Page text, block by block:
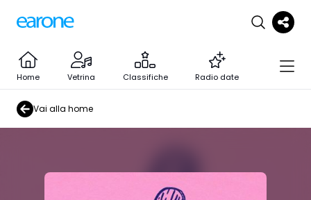
Home Vetrina Classifiche Radio date
Vai alla home